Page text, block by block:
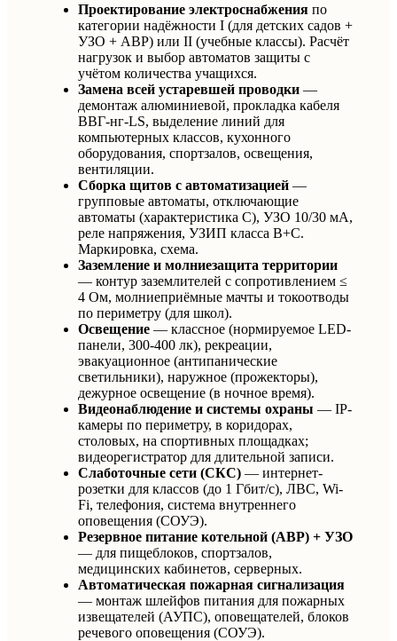
Проектирование электроснабжения по
категории надёжности I (для детских садов +
УЗО + АВР) или II (учебные классы). Расчёт
нагрузок и выбор автоматов защиты с
учётом количества учащихся.
Замена всей устаревшей проводки —
демонтаж алюминиевой, прокладка кабеля
ВВГ-нг-LS, выделение линий для
компьютерных классов, кухонного
оборудования, спортзалов, освещения,
вентиляции.
Сборка щитов c автоматизацией —
групповые автоматы, отключающие
автоматы (характеристика C), УЗО 10/30 мА,
реле напряжения, УЗИП класса B+C.
Маркировка, схема.
Заземление и молниезащита территории
— контур заземлителей с сопротивлением ≤
4 Ом, молниеприёмные мачты и токоотводы
по периметру (для школ).
Освещение — классное (нормируемое LED-
панели, 300-400 лк), рекреации,
эвакуационное (антипанические
светильники), наружное (прожекторы),
дежурное освещение (в ночное время).
Видеонаблюдение и системы охраны — IP-
камеры по периметру, в коридорах,
столовых, на спортивных площадках;
видеорегистратор для длительной записи.
Слаботочные сети (СКС) — интернет-
розетки для классов (до 1 Гбит/с), ЛВС, Wi-
Fi, телефония, система внутреннего
оповещения (СОУЭ).
Резервное питание котельной (АВР) + УЗО
— для пищеблоков, спортзалов,
медицинских кабинетов, серверных.
Автоматическая пожарная сигнализация
— монтаж шлейфов питания для пожарных
извещателей (АУПС), оповещателей, блоков
речевого оповещения (СОУЭ).